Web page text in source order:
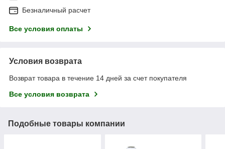
Безналичный расчет
Все условия оплаты
Условия возврата
Возврат товара в течение 14 дней за счет покупателя
Все условия возврата
Подобные товары компании